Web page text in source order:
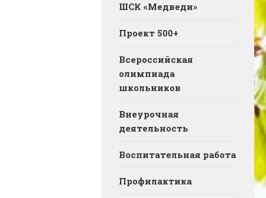
ШСК «Медведи»
Проект 500+
Всероссийская
олимпиада
школьников
Внеурочная
деятельность
Воспитательная работа
Профилактика